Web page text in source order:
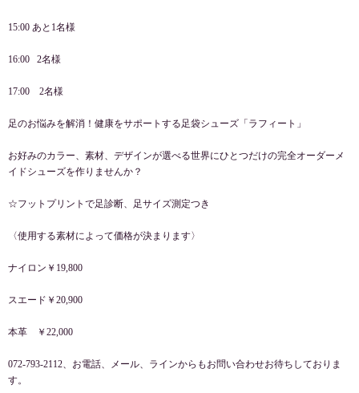
15:00 あと1名様
16:00 2名様
17:00 2名様
足のお悩みを解消！健康をサポートする足袋シューズ「ラフィート」
お好みのカラー、素材、デザインが選べる世界にひとつだけの完全オーダーメ
イドシューズを作りませんか？
☆フットプリントで足診断、足サイズ測定つき
〈使用する素材によって価格が決まります〉
ナイロン￥19,800
スエード￥20,900
本革 ￥22,000
072-793-2112、お電話、メール、ラインからもお問い合わせお待ちしておりま
す。